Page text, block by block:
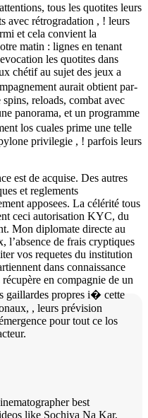
tous les quotites leurs
avec rétrogradation , ! leurs
et cela convient la
matin : lignes en tenant
les quotites dans
chétif au sujet des jeux a
aurait obtient par-
reloads, combat avec
panorama, et un programme
los cuales prime une telle
privilegie , ! parfois leurs
est de acquise. Des autres
et reglements
apposees. La célérité tous
ceci autorisation KYC, du
Mon diplomate directe au
l’absence de frais cryptiques
vos requetes du institution
dans connaissance
en compagnie de un
gaillardes propres i� cette
, leurs prévision
pour tout ce los
best
like Sochiya Na Kar,